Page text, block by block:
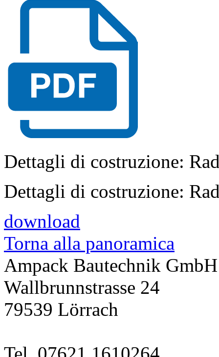
Dettagli di costruzione:
Dettagli di costruzione:
download
Torna alla panoramica
Ampack Bautechnik GmbH
Wallbrunnstrasse 24
79539 Lörrach